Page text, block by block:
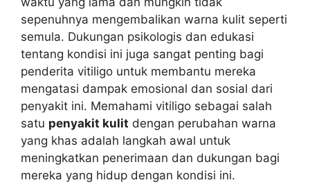
sepenuhnya mengembalikan warna kulit seperti
semula. Dukungan psikologis dan edukasi
tentang kondisi ini juga sangat penting bagi
penderita vitiligo untuk membantu mereka
mengatasi dampak emosional dan sosial dari
penyakit ini. Memahami vitiligo sebagai salah
satu penyakit kulit dengan perubahan warna
yang khas adalah langkah awal untuk
meningkatkan penerimaan dan dukungan bagi
mereka yang hidup dengan kondisi ini.